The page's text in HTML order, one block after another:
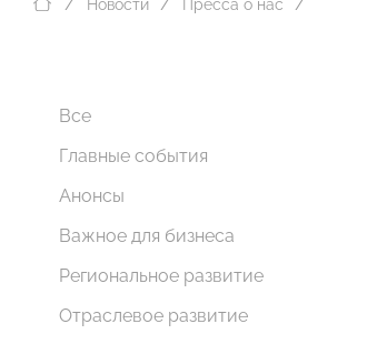
Новости Пресса о нас
Все
Главные события
Анонсы
Важное для бизнеса
Региональное развитие
Отраслевое развитие